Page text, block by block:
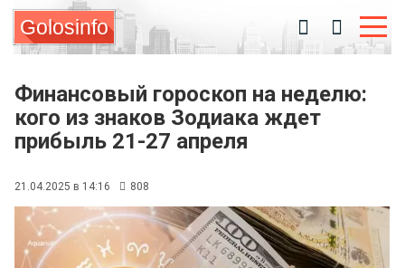
Golosinfo
Финансовый гороскоп на неделю:
кого из знаков Зодиака ждет
прибыль 21-27 апреля
21.04.2025 в 14:16 808